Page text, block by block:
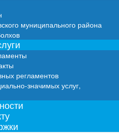
муниципального района
регламентов
значимых услуг,